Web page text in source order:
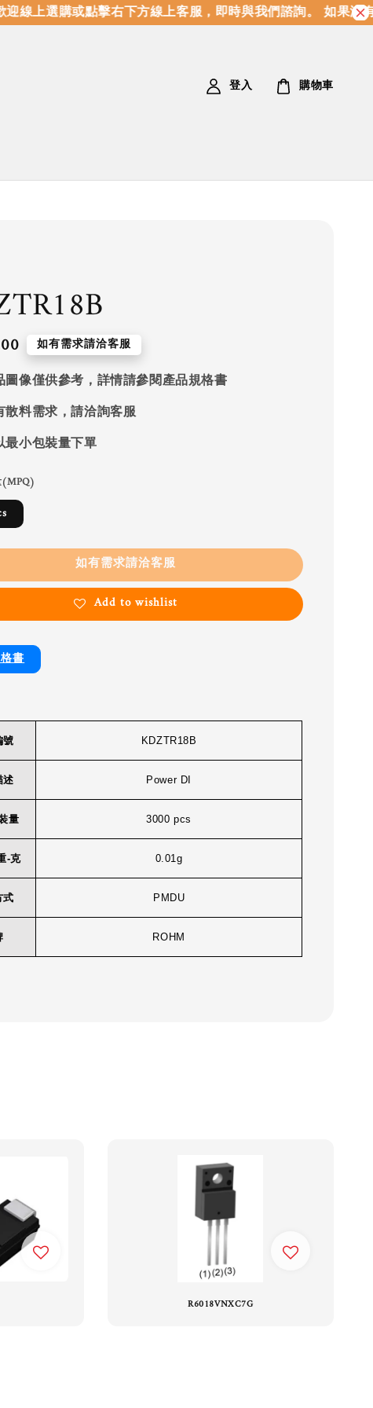
上選購或點擊右下方線上客服，即時與我們諮詢。 如果沒有
登入 購物車
如有需求請洽客服
圖像僅供參考，詳情請參閱產品規格書
散料需求，請洽詢客服
最小包裝量下單
如有需求請洽客服
Add to wishlist
書
號 KDZTR18B
述 Power DI
量 3000 pcs
-克 0.01g
式 PMDU
ROHM
R6018VNXC7G